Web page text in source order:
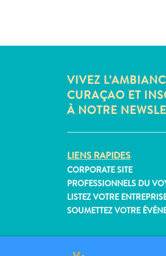
VIVEZ
CURAÇAO ET
À NOTRE
LIENS RAPIDES
CORPORATE SITE
PROFESSIONNELS DU
LISTEZ VOTRE
SOUMETTEZ VOTRE